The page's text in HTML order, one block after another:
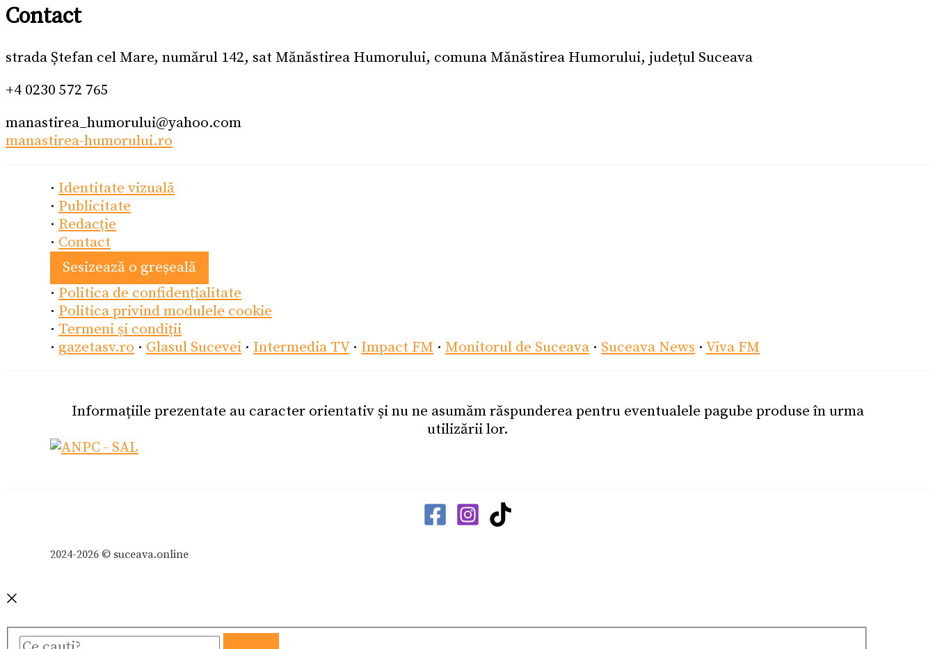
Contact
strada Ștefan cel Mare, numărul 142, sat Mănăstirea Humorului, comuna Mănăstirea Humorului, județul Suceava
+4 0230 572 765
manastirea_humorului@yahoo.com
manastirea-humorului.ro
· Identitate vizuală
· Publicitate
· Redacție
· Contact
Sesizează o greșeală
· Politica de confidențialitate
· Politica privind modulele cookie
· Termeni și condiții
· gazetasv.ro · Glasul Sucevei · Intermedia TV· Impact FM · Monitorul de Suceava · Suceava News · Viva FM
Informațiile prezentate au caracter orientativ și nu ne asumăm răspunderea pentru eventualele pagube produse în urma
utilizării lor.
2024-2026 © suceava.online